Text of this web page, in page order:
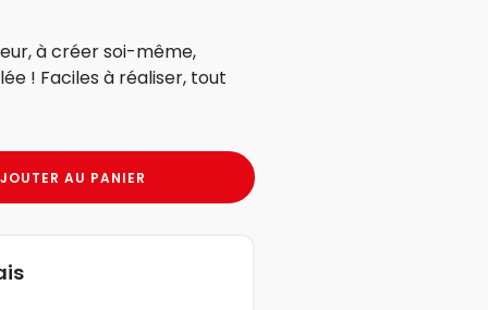
à créer soi-même,
! Faciles à réaliser, tout
AU PANIER